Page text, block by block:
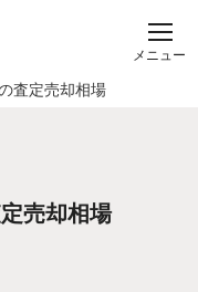
メニュー
査定売却相場
売却相場